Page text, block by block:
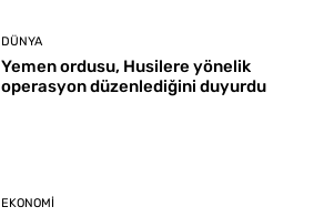
DÜNYA
Yemen ordusu, Husilere yönelik
operasyon düzenlediğini duyurdu
EKONOMI